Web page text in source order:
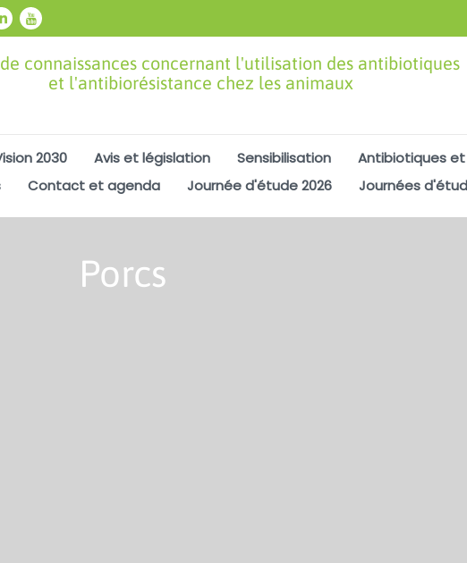
connaissances concernant l'utilisation des antibiotiques
et l'antibiorésistance chez les animaux
2030 Avis et législation Sensibilisation
Antibiotiques
Contact et agenda Journée d'étude 2026 Journées
Porcs